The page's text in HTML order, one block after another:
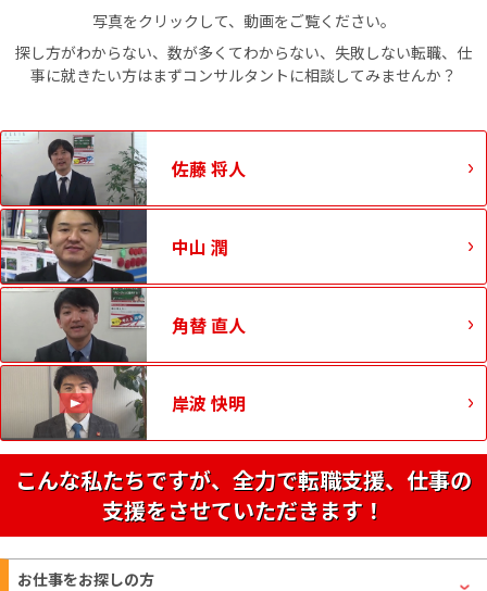
写真をクリックして、動画をご覧ください。
探し方がわからない、数が多くてわからない、失敗しない転職、仕
事に就きたい方はまずコンサルタントに相談してみませんか？
佐藤 将人
中山 潤
角替 直人
岸波 快明
こんな私たちですが、全力で転職支援、仕事の
支援をさせていただきます！
お仕事をお探しの方